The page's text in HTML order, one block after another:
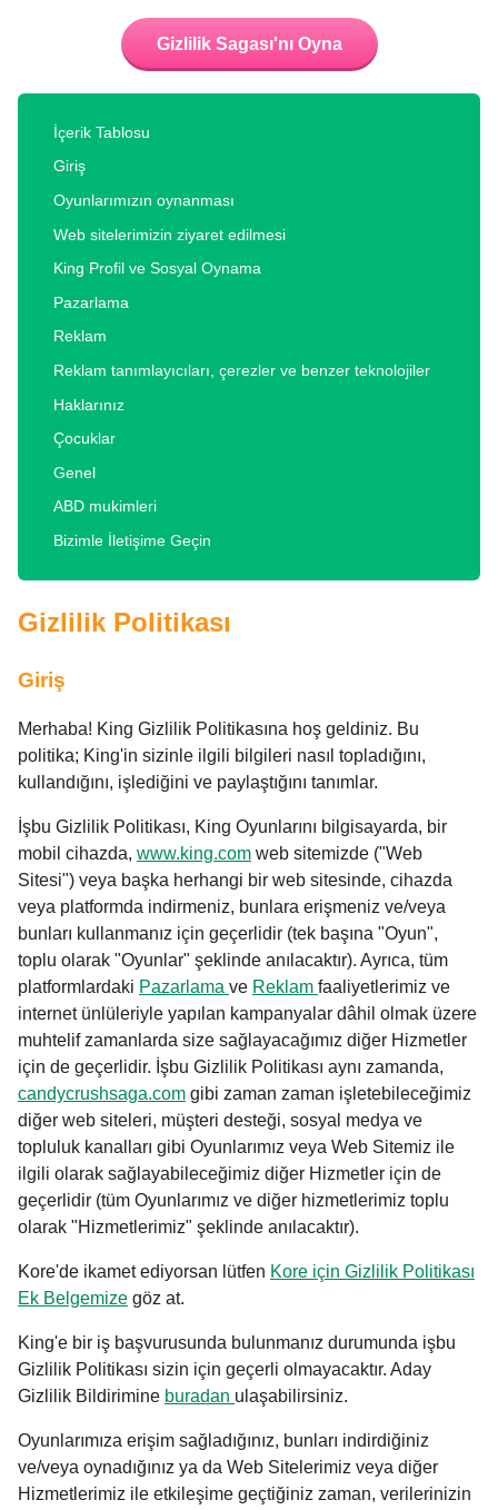
Gizlilik Politikası
Giriş
Merhaba! King Gizlilik Politikasına hoş geldiniz. Bu
politika; King'in sizinle ilgili bilgileri nasıl topladığını,
kullandığını, işlediğini ve paylaştığını tanımlar.
İşbu Gizlilik Politikası, King Oyunlarını bilgisayarda, bir
mobil cihazda, www.king.com web sitemizde ("Web
Sitesi") veya başka herhangi bir web sitesinde, cihazda
veya platformda indirmeniz, bunlara erişmeniz ve/veya
bunları kullanmanız için geçerlidir (tek başına "Oyun",
toplu olarak "Oyunlar" şeklinde anılacaktır). Ayrıca, tüm
platformlardaki Pazarlama ve Reklam faaliyetlerimiz ve
internet ünlüleriyle yapılan kampanyalar dâhil olmak üzere
muhtelif zamanlarda size sağlayacağımız diğer Hizmetler
için de geçerlidir. İşbu Gizlilik Politikası aynı zamanda,
candycrushsaga.com gibi zaman zaman işletebileceğimiz
diğer web siteleri, müşteri desteği, sosyal medya ve
topluluk kanalları gibi Oyunlarımız veya Web Sitemiz ile
ilgili olarak sağlayabileceğimiz diğer Hizmetler için de
geçerlidir (tüm Oyunlarımız ve diğer hizmetlerimiz toplu
olarak "Hizmetlerimiz" şeklinde anılacaktır).
Kore'de ikamet ediyorsan lütfen Kore için Gizlilik Politikası
Ek Belgemize göz at.
King'e bir iş başvurusunda bulunmanız durumunda işbu
Gizlilik Politikası sizin için geçerli olmayacaktır. Aday
Gizlilik Bildirimine buradan ulaşabilirsiniz.
Oyunlarımıza erişim sağladığınız, bunları indirdiğiniz
ve/veya oynadığınız ya da Web Sitelerimiz veya diğer
Hizmetlerimiz ile etkileşime geçtiğiniz zaman, verilerinizin
Gizlilik Sagası'nı Oyna
İçerik Tablosu
Giriş
Oyunlarımızın oynanması
Web sitelerimizin ziyaret edilmesi
King Profil ve Sosyal Oynama
Pazarlama
Reklam
Reklam tanımlayıcıları, çerezler ve benzer teknolojiler
Haklarınız
Çocuklar
Genel
ABD mukimleri
Bizimle İletişime Geçin